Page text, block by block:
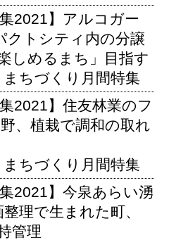
2021】アルコガー
クトシティ内の分譲
しめるまち」目指す
まちづくり月間特集
2021】住友林業のフ
、植栽で調和の取れ
まちづくり月間特集
2021】今泉あらい湧
理で生まれた町、
管理